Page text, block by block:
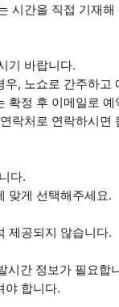
시간을 직접 기재해
기 바랍니다.
, 노쇼로 간주하고
확정 후 이메일로
락처로 연락하시면
다.
맞게 선택해주세요.
제공되지 않습니다.
시간 정보가 필요합
야 합니다.